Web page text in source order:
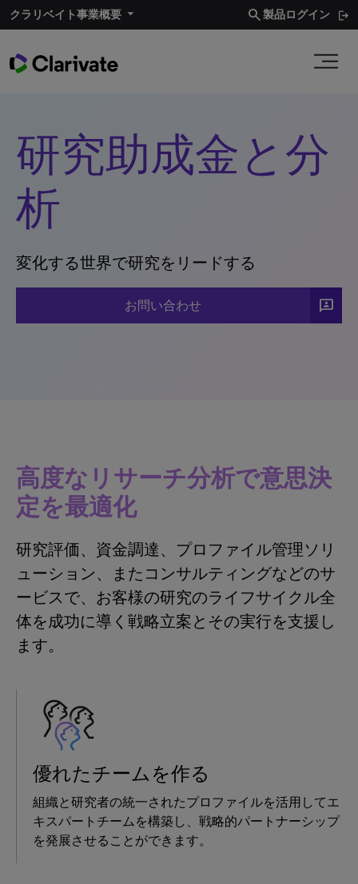
クラリベイト事業概要​ search製品ログイン
研究助成金と分
析
変化する世界で研究をリードする
お問い合わせ 3P
高度なリサーチ分析で意思決
定を最適化
研究評価、資金調達、プロファイル管理ソリ
ューション、またコンサルティングなどのサ
ービスで、お客様の研究のライフサイクル全
体を成功に導く戦略立案とその実行を支援し
ます。
優れたチームを作る
組織と研究者の統一されたプロファイルを活用してエ
キスパートチームを構築し、戦略的パートナーシップ
を発展させることができます。